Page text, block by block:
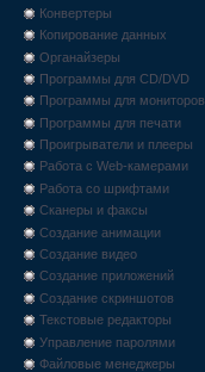
Конвертеры
Копирование данных
Органайзеры
Программы для CD/DVD
Программы для мониторов
Программы для печати
Проигрыватели и плееры
Работа с Web-камерами
Работа со шрифтами
Сканеры и факсы
Создание анимации
Создание видео
Создание приложений
Создание скриншотов
Текстовые редакторы
Управление паролями
Файловые менеджеры